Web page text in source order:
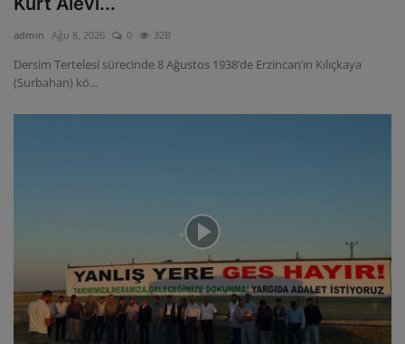
ULUSLARARASI
SAĞLIK VE YAŞAM TARZI
GALERİ
admin Ağu 8, 2026 0 32B
Dersim Tertelesi sürecinde 8 Ağustos 1938’de Erzincan’ın Kılıçkaya
(Surbahan) kö...